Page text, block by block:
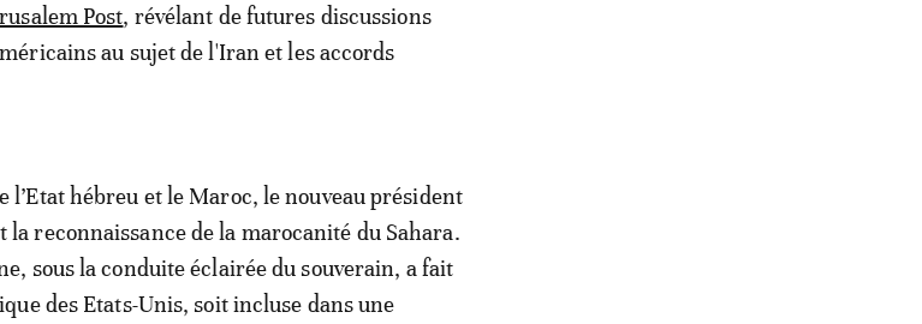
Post, révélant de futures discussions
au sujet de l'Iran et les accords
l’Etat hébreu et le Maroc, le nouveau président
reconnaissance de la marocanité du Sahara.
sous la conduite éclairée du souverain, a fait
des Etats-Unis, soit incluse dans une